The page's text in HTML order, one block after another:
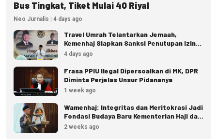
Bus Tingkat, Tiket Mulai 40 Riyal
Neo Jurnalis | 4 days ago
Travel Umrah Telantarkan Jemaah,
Kemenhaj Siapkan Sanksi Penutupan Izin
hingga Pidana
4 days ago
Frasa PPIU Ilegal Dipersoalkan di MK, DPR
Diminta Perjelas Unsur Pidananya
1 week ago
Wamenhaj: Integritas dan Meritokrasi Jadi
Fondasi Budaya Baru Kementerian Haji dan
Umrah
2 weeks ago